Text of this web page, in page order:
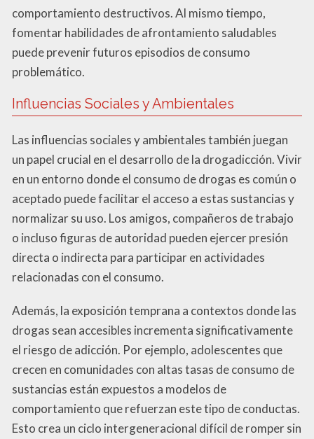
comportamiento destructivos. Al mismo tiempo,
fomentar habilidades de afrontamiento saludables
puede prevenir futuros episodios de consumo
problemático.
Influencias Sociales y Ambientales
Las influencias sociales y ambientales también juegan
un papel crucial en el desarrollo de la drogadicción. Vivir
en un entorno donde el consumo de drogas es común o
aceptado puede facilitar el acceso a estas sustancias y
normalizar su uso. Los amigos, compañeros de trabajo
o incluso figuras de autoridad pueden ejercer presión
directa o indirecta para participar en actividades
relacionadas con el consumo.
Además, la exposición temprana a contextos donde las
drogas sean accesibles incrementa significativamente
el riesgo de adicción. Por ejemplo, adolescentes que
crecen en comunidades con altas tasas de consumo de
sustancias están expuestos a modelos de
comportamiento que refuerzan este tipo de conductas.
Esto crea un ciclo intergeneracional difícil de romper sin